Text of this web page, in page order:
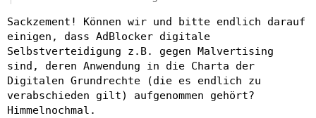
Sackzement! Können wir und bitte endlich darauf
einigen, dass AdBlocker digitale
Selbstverteidigung z.B. gegen Malvertising
sind, deren Anwendung in die Charta der
Digitalen Grundrechte (die es endlich zu
verabschieden gilt) aufgenommen gehört?
Himmelnochmal.